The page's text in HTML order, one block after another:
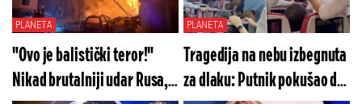
PLANETA
"Ovo je balistički teror!"
Nikad brutalniji udar Rusa,
PLANETA
Tragedija na nebu izbegnuta
za dlaku: Putnik pokušao da